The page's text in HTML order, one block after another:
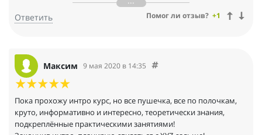
будет качественный материал, и все это пригодится в работе.
Хочется выразить свою огромную благодарность за курс и
Ответить Помог ли отзыв? +1
Максим 9 мая 2020 в 14:35
Пока прохожу интро курс, но все пушечка, все по полочкам,
круто, информативно и интересно, теоретически знания,
подкреплённые практическими занятиями!